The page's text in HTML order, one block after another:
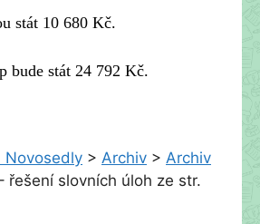
stát 10 680 Kč.
bude stát 24 792 Kč.
Novosedly > Archiv > Archiv
řešení slovních úloh ze str.